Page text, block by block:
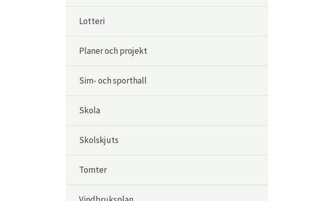
Lotteri
Planer och projekt
Sim- och sporthall
Skola
Skolskjuts
Tomter